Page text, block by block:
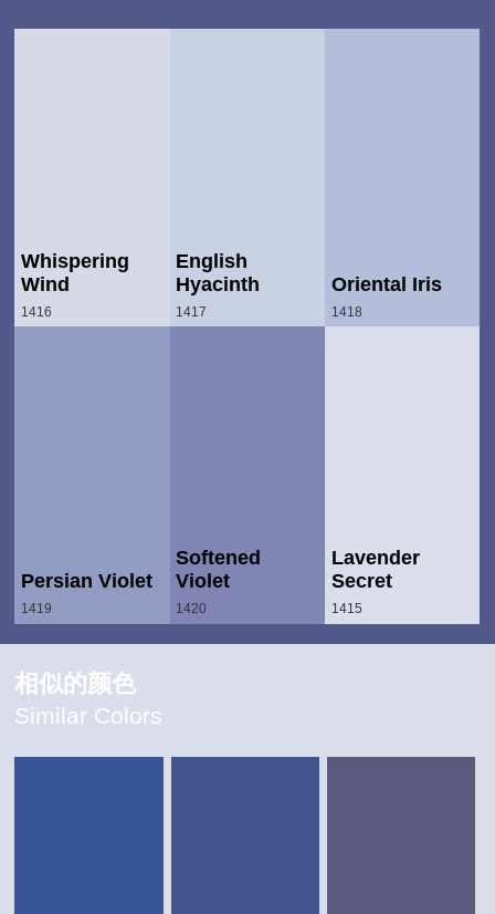
Whispering
Wind
1416
English
Hyacinth
1417
Oriental Iris
1418
Persian Violet
1419
Softened
Violet
1420
Lavender
Secret
1415
相似的颜色
Similar Colors